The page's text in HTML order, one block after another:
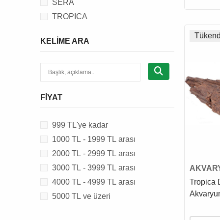
Tropica
AKVARYUM PROTEIN SKIMMER
AKVARYUM AYDINLATMASI
EKİPMANI
AKVARYUM FİLTRE MALZEMESİ
TUZ & İLACI
AKVARYUM AKSESUARI
AKVARYUM YEDEK PARÇASI
HAVUZ YEM & MALZEMESİ
SERA
TROPICA
KELIME ARA
FIYAT
999 TL'ye kadar
1000 TL - 1999 TL arası
2000 TL - 2999 TL arası
3000 TL - 3999 TL arası
4000 TL - 4999 TL arası
5000 TL ve üzeri